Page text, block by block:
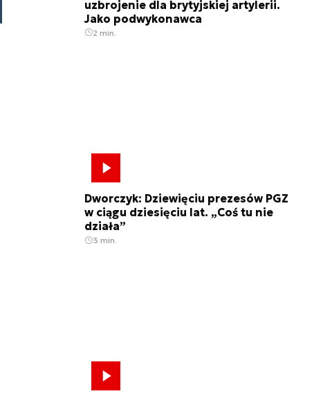
uzbrojenie dla brytyjskiej artylerii.
Jako podwykonawca
2 min.
Dworczyk: Dziewięciu prezesów PGZ
w ciągu dziesięciu lat. „Coś tu nie
działa”
3 min.